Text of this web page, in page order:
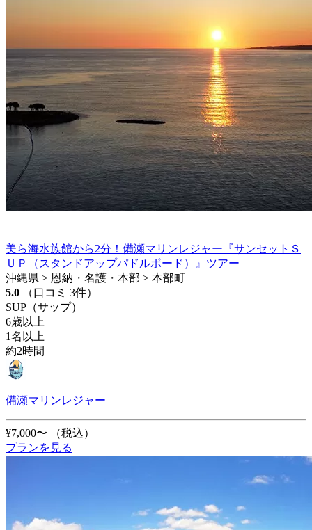
美ら海水族館から2分！備瀬マリンレジャー『サンセットＳ
ＵＰ（スタンドアップパドルボード）』ツアー
沖縄県 > 恩納・名護・本部 > 本部町
5.0
（口コミ 3件）
SUP（サップ）
6歳以上
1名以上
約2時間
備瀬マリンレジャー
¥7,000〜
（税込）
プランを見る